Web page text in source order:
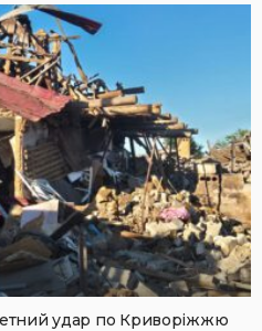
удар по Криворіжжю